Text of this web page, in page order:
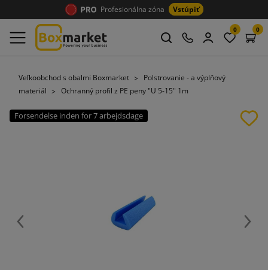
Profesionálna zóna Vstúpiť
0 0
Veľkoobchod s obalmi Boxmarket
Polstrovanie - a výplňový
materiál
Ochranný profil z PE peny "U 5-15" 1m
Forsendelse inden for 7 arbejdsdage
Späť Ďalej